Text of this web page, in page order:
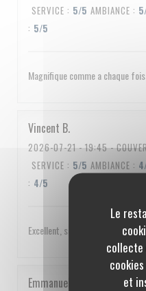
Le
collecte
et
SERVICE : 5/5 AMBIANCE : 5
: 5/5
Magnifique comme a chaque fois
Vincent B
2026-07-21- 19:45 -
SERVICE : 5/5 AMBIANCE : 4
: 4/5
Excellent, service impeccable,
Emmanuel